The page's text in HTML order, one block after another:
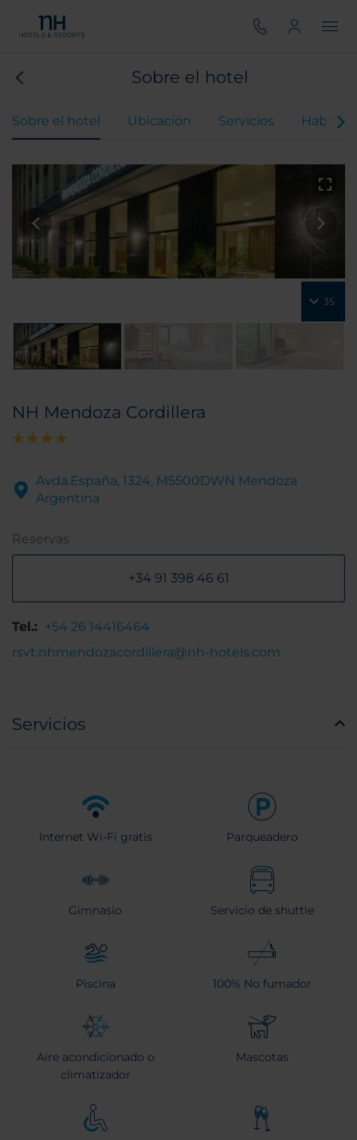
Sobre el hotel
Sobre el hotel Ubicación Servicios
35
NH Mendoza Cordillera
Avda.España, 1324, M5500DWN Mendoza
Argentina
Reservas
+34 91 398 46 61
Tel.: +54 26 14416464
rsvt.nhmendozacordillera@nh-hotels.com
Servicios
Internet Wi-Fi gratis Parqueadero
Gimnasio Servicio de shuttle
Piscina 100% No fumador
Aire acondicionado o
climatizador
Mascotas